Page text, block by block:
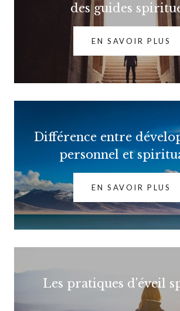
des guides
EN SAVOIR PLUS
Différence entre
personnel et
EN SAVOIR PLUS
Les pratiques d'éveil